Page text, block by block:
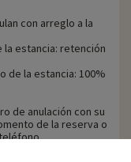
con arreglo a la
la estancia: retención
de la estancia: 100%
de anulación con su
de la reserva o